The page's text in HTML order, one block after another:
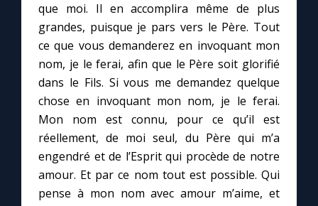
que moi. Il en accomplira même de plus
grandes, puisque je pars vers le Père. Tout
ce que vous demanderez en invoquant mon
nom, je le ferai, afin que le Père soit glorifié
dans le Fils. Si vous me demandez quelque
chose en invoquant mon nom, je le ferai.
Mon nom est connu, pour ce qu’il est
réellement, de moi seul, du Père qui m’a
engendré et de l’Esprit qui procède de notre
amour. Et par ce nom tout est possible. Qui
pense à mon nom avec amour m’aime, et